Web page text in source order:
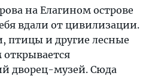
на Елагином острове
вдали от цивилизации.
птицы и другие лесные
открывается
дворец-музей. Сюда